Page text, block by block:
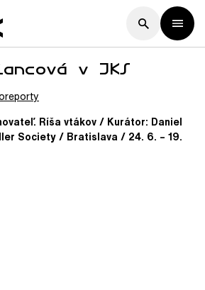
v JKS
Ríša vtákov / Kurátor: Daniel
Society / Bratislava / 24. 6. – 19.